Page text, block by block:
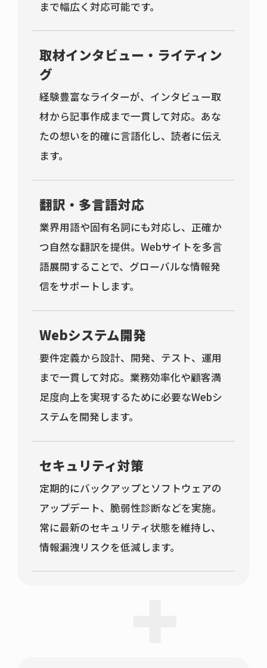
まで幅広く対応可能です。
取材インタビュー・ライティン
グ
経験豊富なライターが、インタビュー取
材から記事作成まで一貫して対応。あな
たの想いを的確に言語化し、読者に伝え
ます。
翻訳・多言語対応
業界用語や固有名詞にも対応し、正確か
つ自然な翻訳を提供。Webサイトを多言
語展開することで、グローバルな情報発
信をサポートします。
Webシステム開発
要件定義から設計、開発、テスト、運用
まで一貫して対応。業務効率化や顧客満
足度向上を実現するために必要なWebシ
ステムを開発します。
セキュリティ対策
定期的にバックアップとソフトウェアの
アップデート、脆弱性診断などを実施。
常に最新のセキュリティ状態を維持し、
情報漏洩リスクを低減します。